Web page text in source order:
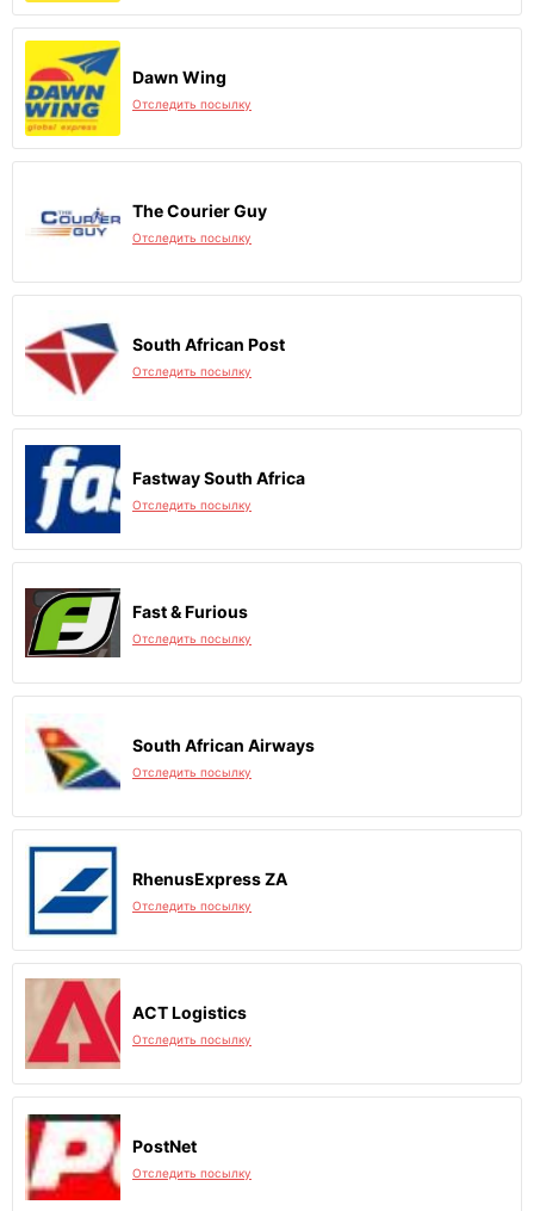
Dawn Wing
Отследить посылку
The Courier Guy
Отследить посылку
South African Post
Отследить посылку
Fastway South Africa
Отследить посылку
Fast & Furious
Отследить посылку
South African Airways
Отследить посылку
RhenusExpress ZA
Отследить посылку
ACT Logistics
Отследить посылку
PostNet
Отследить посылку